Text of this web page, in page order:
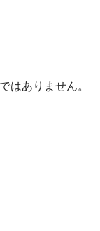
はありません。